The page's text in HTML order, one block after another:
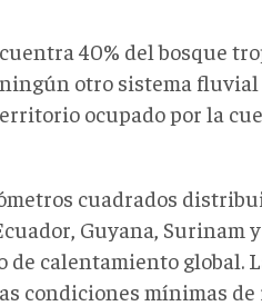
40% del bosque
otro sistema fluvial
ocupado por la
cuadrados
Guyana, Surinam
calentamiento global.
condiciones mínimas